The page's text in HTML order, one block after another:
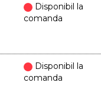
Disponibil la
comanda
Disponibil la
comanda